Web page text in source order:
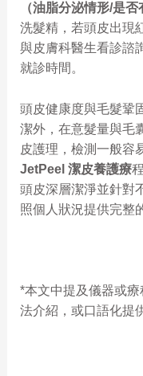
（油脂分泌情形/是
洗髮精，若頭皮出現
與皮膚科醫生看診諮
就診時間。
頭皮健康度與毛髮鞏
潔外，在意髮量與毛
皮護理，檢測一般容
JetPeel 潔皮養護療
頭皮深層潔淨並針對
照個人狀況提供完整
*本文中提及儀器或
法介紹，或口語化提